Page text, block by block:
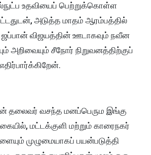
உதவியைப் பெற்றுக்கொள்ள
அடுத்த மாதம் ஆரம்பத்தில்
விஜயத்தின் ஊடாகவும் நவீன
அறிவையும் சீநோர் நிறுவனத்திற்குப்
தலைவர் வசந்த மனப்பெரும இங்கு
மட்டக்குளி மற்றும் காரைநகர்
முழுமையாகப் பயன்படுத்தி